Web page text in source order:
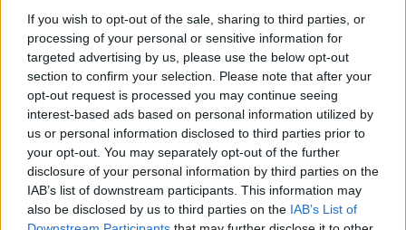
If you wish to opt-out of the sale, sharing to third parties, or
processing of your personal or sensitive information for
targeted advertising by us, please use the below opt-out
section to confirm your selection. Please note that after your
opt-out request is processed you may continue seeing
interest-based ads based on personal information utilized by
us or personal information disclosed to third parties prior to
your opt-out. You may separately opt-out of the further
disclosure of your personal information by third parties on the
IAB’s list of downstream participants. This information may
also be disclosed by us to third parties on the IAB’s List of
Több szempontból is nehéz a dolga az elbeszélőnek.
Egyrészt, mert felismeri, minimum problematikus
bárkit is mint egységes, állandó személyiséget leírni,
az ember természete egész egyszerűen nem ilyen.
Folyton változunk, ráadásul kívülről másnak és
másnak tűnhetünk egy-egy újabb szituációban.
„Ahányszor meglátogattam, mindannyiszor
módosult róla kialakított képem, egyes részleteiben
mindig újraértékeltem összetett személyiségét",
állítja ennek a tudásnak a birtokában apjáról a fiú.
De az emlékidézés azért sem könnyű, mert Balla D.